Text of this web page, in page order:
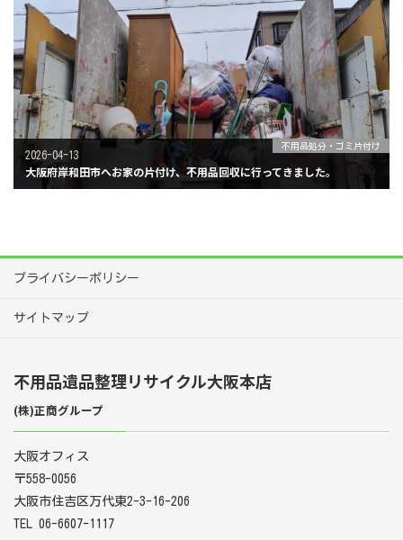
2026-04-13
不用品処分・ゴミ片付け
大阪府岸和田市へお家の片付け、不用品回収に行ってきました。
プライバシーポリシー
サイトマップ
不用品遺品整理リサイクル大阪本店
(株)正商グループ
大阪オフィス
〒558-0056
大阪市住吉区万代東2-3-16-206
TEL 06-6607-1117